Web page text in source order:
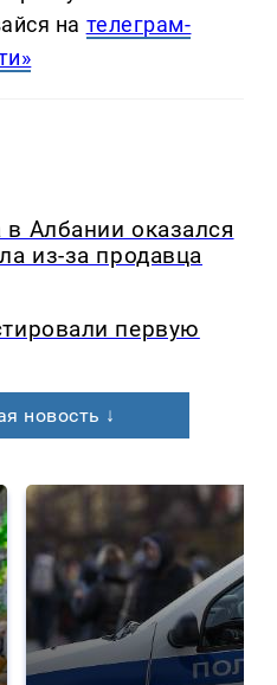
на телеграм-
Албании оказался
из-за продавца
первую
новость ↓